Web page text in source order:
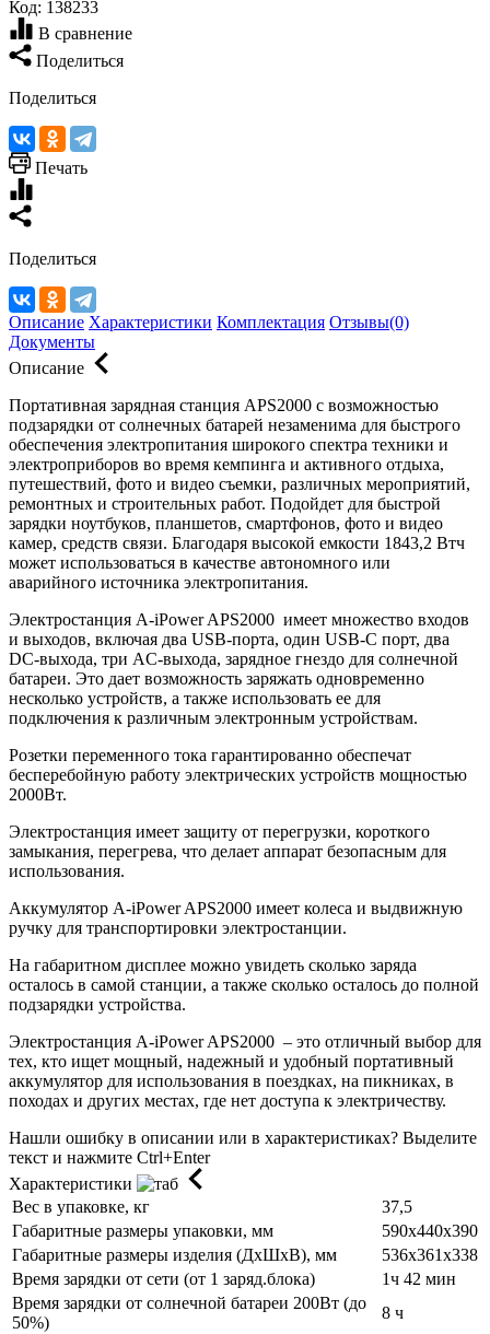
Код: 138233
В сравнение
Поделиться
Поделиться
Печать
Поделиться
Описание Характеристики Комплектация Отзывы(0)
Документы
Описание
Портативная зарядная станция APS2000 с возможностью
подзарядки от солнечных батарей незаменима для быстрого
обеспечения электропитания широкого спектра техники и
электроприборов во время кемпинга и активного отдыха,
путешествий, фото и видео съемки, различных мероприятий,
ремонтных и строительных работ. Подойдет для быстрой
зарядки ноутбуков, планшетов, смартфонов, фото и видео
камер, средств связи. Благодаря высокой емкости 1843,2 Втч
может использоваться в качестве автономного или
аварийного источника электропитания.
Электростанция A-iPower APS2000 имеет множество входов
и выходов, включая два USB-порта, один USB-C порт, два
DC-выхода, три AC-выхода, зарядное гнездо для солнечной
батареи. Это дает возможность заряжать одновременно
несколько устройств, а также использовать ее для
подключения к различным электронным устройствам.
Розетки переменного тока гарантированно обеспечат
бесперебойную работу электрических устройств мощностью
2000Вт.
Электростанция имеет защиту от перегрузки, короткого
замыкания, перегрева, что делает аппарат безопасным для
использования.
Аккумулятор A-iPower APS2000 имеет колеса и выдвижную
ручку для транспортировки электростанции.
На габаритном дисплее можно увидеть сколько заряда
осталось в самой станции, а также сколько осталось до полной
подзарядки устройства.
Электростанция A-iPower APS2000 – это отличный выбор для
тех, кто ищет мощный, надежный и удобный портативный
аккумулятор для использования в поездках, на пикниках, в
походах и других местах, где нет доступа к электричеству.
Нашли ошибку в описании или в характеристиках? Выделите
текст и нажмите Ctrl+Enter
Характеристики
Вес в упаковке, кг
37,5
Габаритные размеры упаковки, мм
590x440x390
Габаритные размеры изделия (ДхШхВ), мм
536x361x338
Время зарядки от сети (от 1 заряд.блока)
1ч 42 мин
Время зарядки от солнечной батареи 200Вт (до
50%)
8 ч